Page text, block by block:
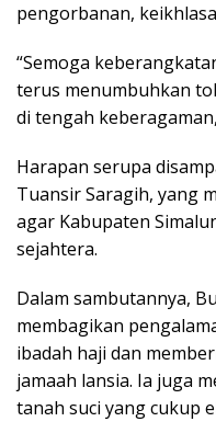
pengorbanan,
“Semoga
terus menumbuhkan
di tengah
Harapan serupa
Tuansir Saragih, yang
agar Kabupaten
sejahtera.
Dalam sambutannya,
membagikan
ibadah haji dan
jamaah lansia. Ia juga
tanah suci yang cukup